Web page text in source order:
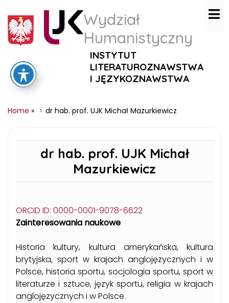
Wydział
Humanistyczny
INSTYTUT
LITERATUROZNAWSTWA
I JĘZYKOZNAWSTWA
Home » dr hab. prof. UJK Michał Mazurkiewicz
dr hab. prof. UJK Michał
Mazurkiewicz
ORCID ID: 0000-0001-9078-6622
Zainteresowania naukowe
Historia kultury, kultura amerykańska, kultura
brytyjska, sport w krajach anglojęzycznych i w
Polsce, historia sportu, socjologia sportu, sport w
literaturze i sztuce, język sportu, religia w krajach
anglojęzycznych i w Polsce.